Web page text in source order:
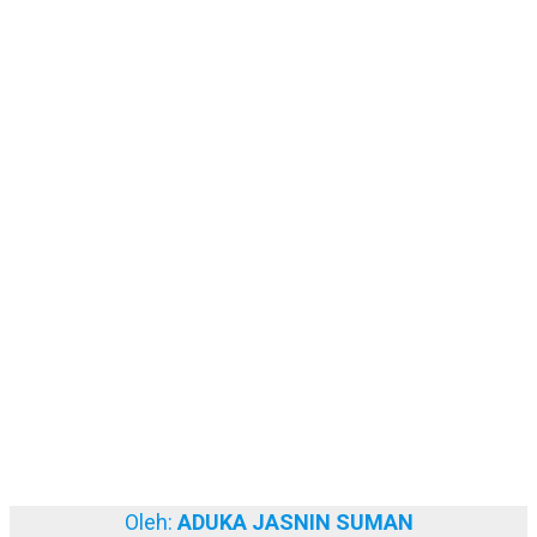
Oleh: ADUKA JASNIN SUMAN